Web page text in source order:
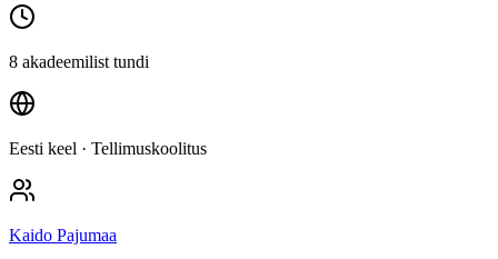
8 akadeemilist tundi
Eesti keel · Tellimuskoolitus
Kaido Pajumaa